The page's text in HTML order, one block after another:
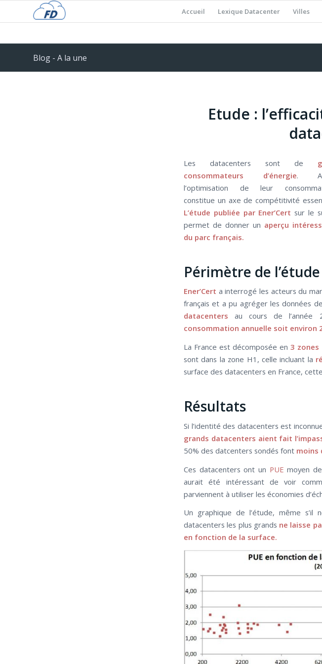
Accueil Lexique Datacenter Villes
Blog - A la une
Etude :
Les datacenters sont de
consommateurs d’énergie.
l’optimisation de leur
constitue un axe de compétitivité
L’étude publiée par Ener’Cert sur le
permet de donner un aperçu
du parc français.
Périmètre de l’étude
Ener’Cert a interrogé les acteurs du
français et a pu agréger les données de
datacenters au cours de l’année
consommation annuelle soit environ
La France est décomposée en3
sont dans la zone H1, celle incluant la
surface des datacenters en France,
Résultats
Si l’identité des datacenters est
grands datacenters aient fait
50% des datcenters sondés font moins
Ces datacenters ont un PUE moyen
aurait été intéressant de voir
parviennent à utiliser les économies
Un graphique de l’étude, même
datacenters les plus grands ne laisse
en fonction de la surface.